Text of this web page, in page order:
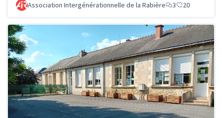
Association Intergénérationnelle de la Rabière
3 20